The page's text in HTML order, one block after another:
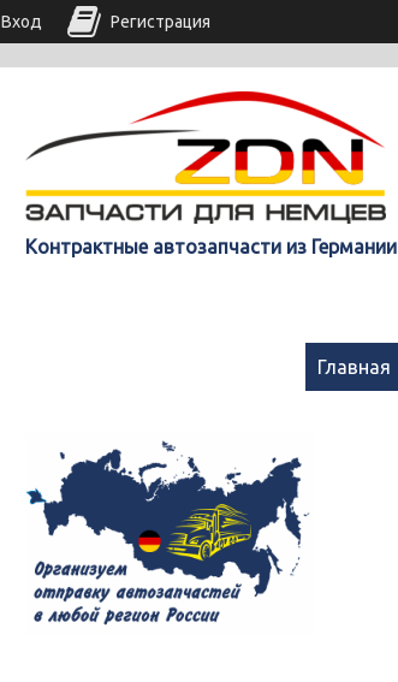
Контрактные автозапчасти из Германии
Главная
Вход Регистрация